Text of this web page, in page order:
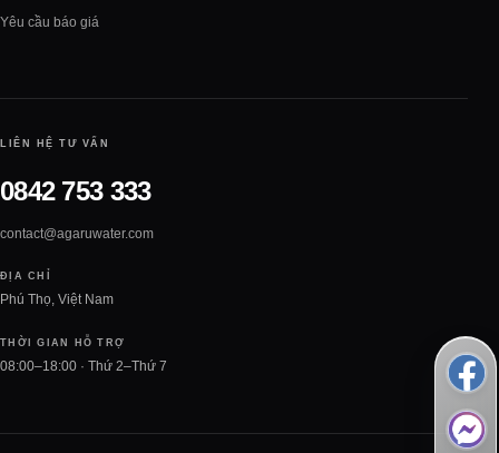
Yêu cầu báo giá
LIÊN HỆ TƯ VẤN
0842 753 333
contact@agaruwater.com
ĐỊA CHỈ
Phú Thọ, Việt Nam
THỜI GIAN HỖ TRỢ
08:00–18:00 · Thứ 2–Thứ 7